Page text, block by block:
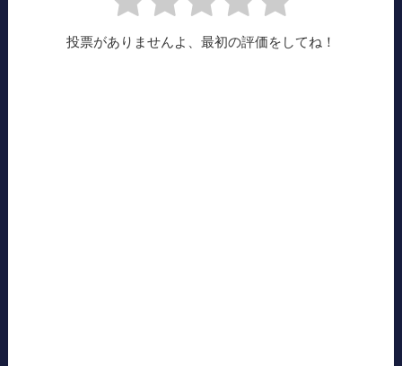
投票がありませんよ、最初の評価をしてね！